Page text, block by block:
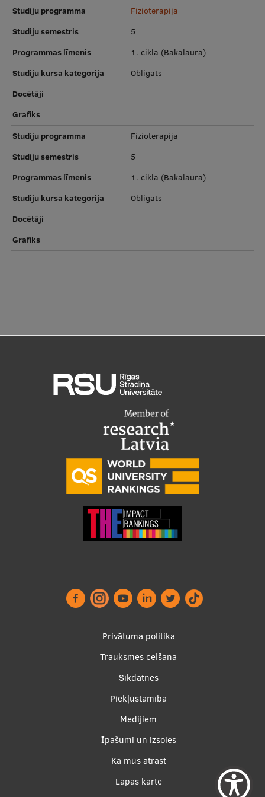
RSU zinātnes portāls
Zinātnes ietekme
Pētniecības platformas
Doktorantūras skola
Pētniecības pakalpojumi
Pētniecības projekti
Inovāciju centrs
Mobilitātes programmas
Starptautiskie sadarbības partneri
EATRIS koordinators Latvijā
Studiju programma
Fizioterapija
Studiju semestris
5
Programmas līmenis
1. cikla (Bakalaura)
Studiju kursa kategorija
Obligāts
Docētāji
Grafiks
Studiju programma
Fizioterapija
Studiju semestris
5
Programmas līmenis
1. cikla (Bakalaura)
Studiju kursa kategorija
Obligāts
Docētāji
Grafiks
Privātuma politika
Trauksmes celšana
Sīkdatnes
Piekļūstamība
Medijiem
Īpašumi un izsoles
Kā mūs atrast
Lapas karte